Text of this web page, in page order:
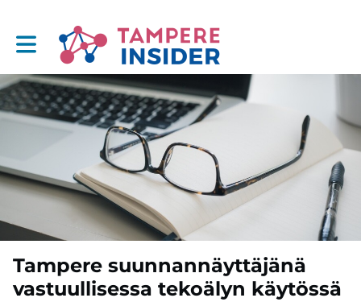
Toggle main navigation
Tampere suunnannäyttäjänä
vastuullisessa tekoälyn käytössä